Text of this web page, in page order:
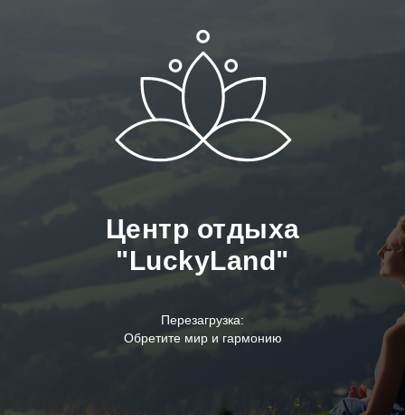
Центр отдыха
"LuckyLand"
Перезагрузка:
Обретите мир и гармонию